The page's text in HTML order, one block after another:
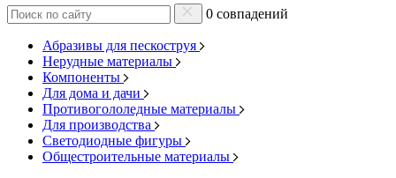
0 совпадений
Абразивы для пескоструя
Нерудные материалы
Компоненты
Для дома и дачи
Противогололедные материалы
Для производства
Светодиодные фигуры
Общестроительные материалы